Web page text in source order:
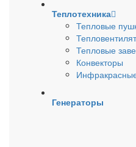
Теплотехника
Тепловые
Тепловые
Конвекторы
Генераторы